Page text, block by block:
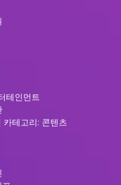
테인먼트
테고리: 콘텐츠